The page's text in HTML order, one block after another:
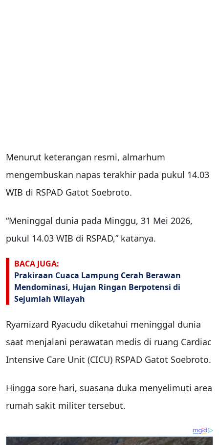
Menurut keterangan resmi, almarhum
mengembuskan napas terakhir pada pukul 14.03
WIB di RSPAD Gatot Soebroto.
“Meninggal dunia pada Minggu, 31 Mei 2026,
pukul 14.03 WIB di RSPAD,” katanya.
BACA JUGA:
Prakiraan Cuaca Lampung Cerah Berawan
Mendominasi, Hujan Ringan Berpotensi di
Sejumlah Wilayah
Ryamizard Ryacudu diketahui meninggal dunia
saat menjalani perawatan medis di ruang Cardiac
Intensive Care Unit (CICU) RSPAD Gatot Soebroto.
Hingga sore hari, suasana duka menyelimuti area
rumah sakit militer tersebut.